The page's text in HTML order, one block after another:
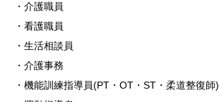
・介護職員
・看護職員
・生活相談員
・介護事務
・機能訓練指導員(PT・OT・ST・柔道整復師)